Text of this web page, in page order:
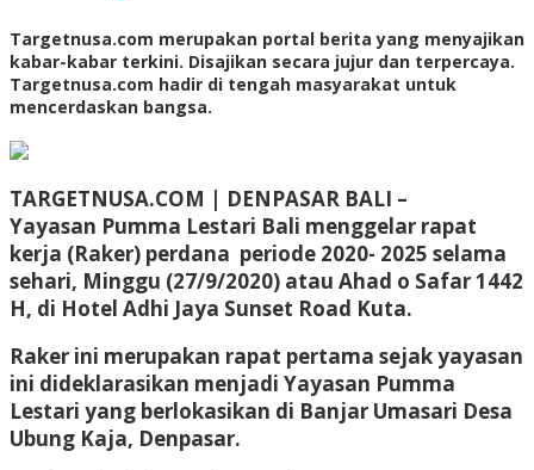
Targetnusa.com merupakan portal berita yang menyajikan
kabar-kabar terkini. Disajikan secara jujur dan terpercaya.
Targetnusa.com hadir di tengah masyarakat untuk
mencerdaskan bangsa.
TARGETNUSA.COM | DENPASAR BALI –
Yayasan Pumma Lestari Bali menggelar rapat
kerja (Raker) perdana periode 2020- 2025 selama
sehari, Minggu (27/9/2020) atau Ahad o Safar 1442
H, di Hotel Adhi Jaya Sunset Road Kuta.
Raker ini merupakan rapat pertama sejak yayasan
ini dideklarasikan menjadi Yayasan Pumma
Lestari yang berlokasikan di Banjar Umasari Desa
Ubung Kaja, Denpasar.